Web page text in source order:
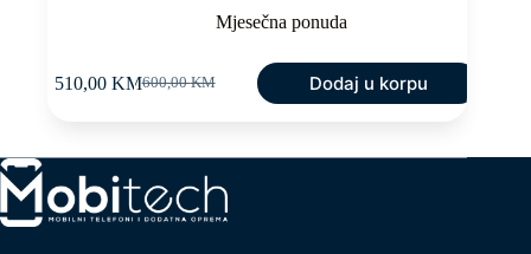
Mjesečna ponuda
600,00KM
Original
600,00 KM.
510,00 KMCurrent
510,00 KM.
Dodaj u korpu